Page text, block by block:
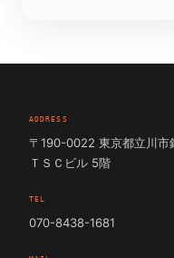
ADDRESS
〒190-0022 東京都立川市
ＴＳＣビル 5階
TEL
070-8438-1681